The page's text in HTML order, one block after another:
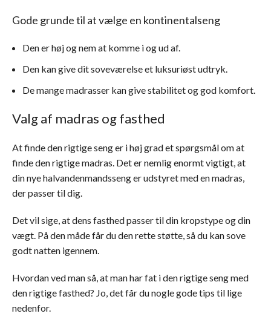
Gode grunde til at vælge en kontinentalseng
Den er høj og nem at komme i og ud af.
Den kan give dit soveværelse et luksuriøst udtryk.
De mange madrasser kan give stabilitet og god komfort.
Valg af madras og fasthed
At finde den rigtige seng er i høj grad et spørgsmål om at
finde den rigtige madras. Det er nemlig enormt vigtigt, at
din nye halvandenmandsseng er udstyret med en madras,
der passer til dig.
Det vil sige, at dens fasthed passer til din kropstype og din
vægt. På den måde får du den rette støtte, så du kan sove
godt natten igennem.
Hvordan ved man så, at man har fat i den rigtige seng med
den rigtige fasthed? Jo, det får du nogle gode tips til lige
nedenfor.